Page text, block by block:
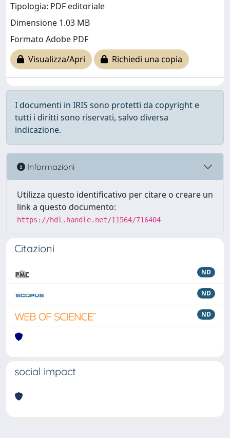
Tipologia: PDF editoriale
Dimensione 1.03 MB
Formato Adobe PDF
Visualizza/Apri
Richiedi una copia
I documenti in IRIS sono protetti da copyright e
tutti i diritti sono riservati, salvo diversa
indicazione.
Informazioni
Utilizza questo identificativo per citare o creare un
link a questo documento:
https://hdl.handle.net/11564/716404
Citazioni
ND
ND
ND
social impact